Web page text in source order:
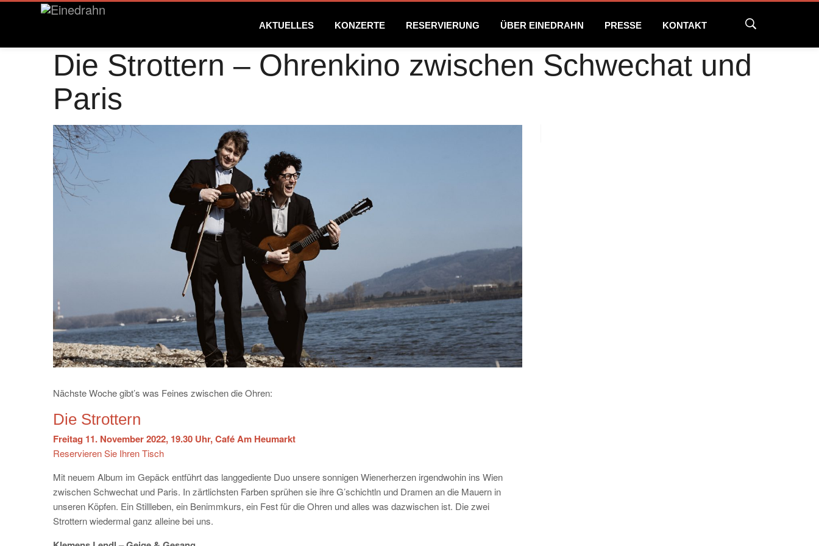
AKTUELLES KONZERTE RESERVIERUNG ÜBER EINEDRAHN PRESSE KONTAKT
Die Strottern – Ohrenkino zwischen Schwechat und
Paris
Nächste Woche gibt’s was Feines zwischen die Ohren:
Die Strottern
Freitag 11. November 2022, 19.30 Uhr, Café Am Heumarkt
Reservieren Sie Ihren Tisch
Mit neuem Album im Gepäck entführt das langgediente Duo unsere sonnigen Wienerherzen irgendwohin ins Wien
zwischen Schwechat und Paris. In zärtlichsten Farben sprühen sie ihre G’schichtln und Dramen an die Mauern in
unseren Köpfen. Ein Stillleben, ein Benimmkurs, ein Fest für die Ohren und alles was dazwischen ist. Die zwei
Strottern wiedermal ganz alleine bei uns.